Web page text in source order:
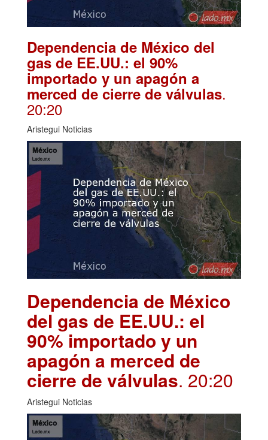
Dependencia de México del
gas de EE.UU.: el 90%
importado y un apagón a
merced de cierre de válvulas.
20:20
Aristegui Noticias
Dependencia de México
del gas de EE.UU.: el
90% importado y un
apagón a merced de
cierre de válvulas. 20:20
Aristegui Noticias